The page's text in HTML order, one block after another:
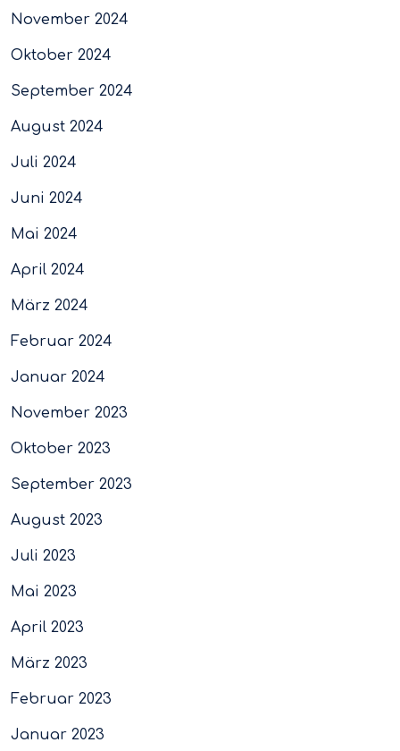
November 2024
Oktober 2024
September 2024
August 2024
Juli 2024
Juni 2024
Mai 2024
April 2024
März 2024
Februar 2024
Januar 2024
November 2023
Oktober 2023
September 2023
August 2023
Juli 2023
Mai 2023
April 2023
März 2023
Februar 2023
Januar 2023